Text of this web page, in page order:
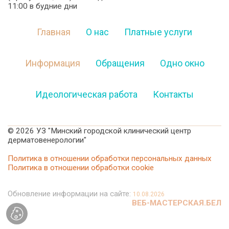
11:00 в будние дни
Главная О нас Платные услуги
Информация Обращения Одно окно
Идеологическая работа Контакты
© 2026 УЗ "Минский городской клинический центр
дерматовенерологии"
Политика в отношении обработки персональных данных
Политика в отношении обработки cookie
Обновление информации на сайте: 10.08.2026
ВЕБ-МАСТЕРСКАЯ.БЕЛ